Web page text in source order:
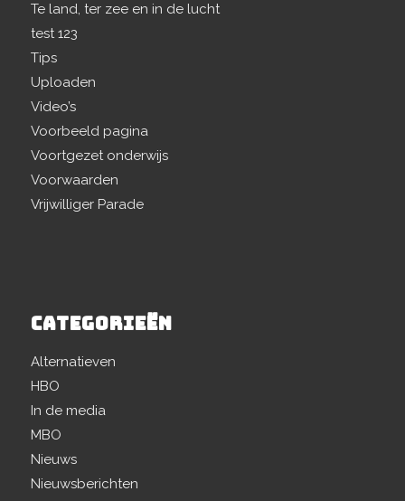
Te land, ter zee en in de lucht
test 123
Tips
Uploaden
Video’s
Voorbeeld pagina
Voortgezet onderwijs
Voorwaarden
Vrijwilliger Parade
CATEGORIEËN
Alternatieven
HBO
In de media
MBO
Nieuws
Nieuwsberichten